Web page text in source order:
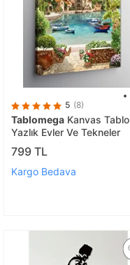
5 (8)
Tablomega Kanvas Tablo
Yazlık Evler Ve Tekneler
799 TL
Kargo Bedava